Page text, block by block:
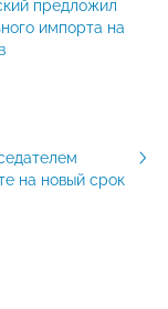
предложил
импорта на
на новый срок